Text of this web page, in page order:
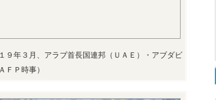
９年３月、アラブ首長国連邦（ＵＡＥ）・アブダビ
ＦＰ時事）